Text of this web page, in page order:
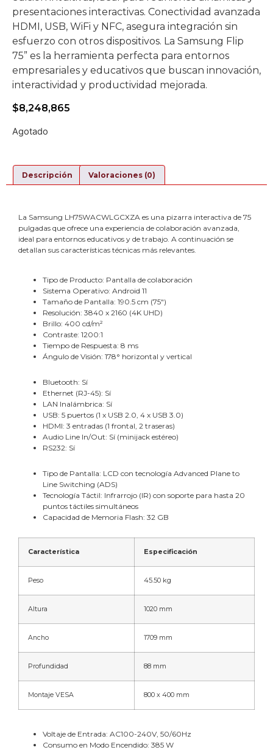
presentaciones interactivas. Conectividad avanzada
HDMI, USB, WiFi y NFC, asegura integración sin
esfuerzo con otros dispositivos. La Samsung Flip
75” es la herramienta perfecta para entornos
empresariales y educativos que buscan innovación,
interactividad y productividad mejorada.
$8,248,865
Agotado
Descripción Valoraciones (0)
La Samsung LH75WACWLGCXZA es una pizarra interactiva de 75
pulgadas que ofrece una experiencia de colaboración avanzada,
ideal para entornos educativos y de trabajo. A continuación se
detallan sus características técnicas más relevantes.
Tipo de Producto: Pantalla de colaboración
Sistema Operativo: Android 11
Tamaño de Pantalla: 190.5 cm (75″)
Resolución: 3840 x 2160 (4K UHD)
Brillo: 400 cd/m²
Contraste: 1200:1
Tiempo de Respuesta: 8 ms
Ángulo de Visión: 178° horizontal y vertical
Bluetooth: Sí
Ethernet (RJ-45): Sí
LAN Inalámbrica: Sí
USB: 5 puertos (1 x USB 2.0, 4 x USB 3.0)
HDMI: 3 entradas (1 frontal, 2 traseras)
Audio Line In/Out: Sí (minijack estéreo)
RS232: Sí
Tipo de Pantalla: LCD con tecnología Advanced Plane to
Line Switching (ADS)
Tecnología Táctil: Infrarrojo (IR) con soporte para hasta 20
puntos táctiles simultáneos
Capacidad de Memoria Flash: 32 GB
Característica Especificación
Peso 45.50 kg
Altura 1020 mm
Ancho 1709 mm
Profundidad 88 mm
Montaje VESA 800 x 400 mm
Voltaje de Entrada: AC100-240V, 50/60Hz
Consumo en Modo Encendido: 385 W